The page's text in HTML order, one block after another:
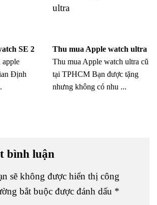
SE 2
Định
Thu mua Apple watch ultra
Thu mua Apple watch ultra cũ
tại TPHCM Bạn được tặng
nhưng không có nhu ...
bình luận
sẽ không được hiển thị công
bắt buộc được đánh dấu *